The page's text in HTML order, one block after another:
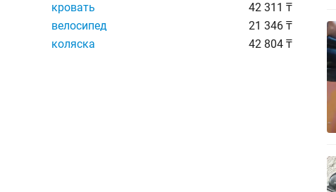
кровать
42 311 ₸
велосипед
21 346 ₸
коляска
42 804 ₸